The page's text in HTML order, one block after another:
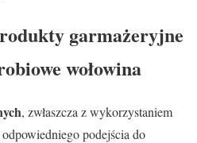
garmażeryjne
wołowina
, zwłaszcza z wykorzystaniem
podejścia do